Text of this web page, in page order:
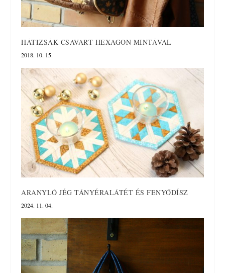
HÁTIZSÁK CSAVART HEXAGON MINTÁVAL
2018. 10. 15.
ARANYLÓ JÉG TÁNYÉRALÁTÉT ÉS FENYŐDÍSZ
2024. 11. 04.